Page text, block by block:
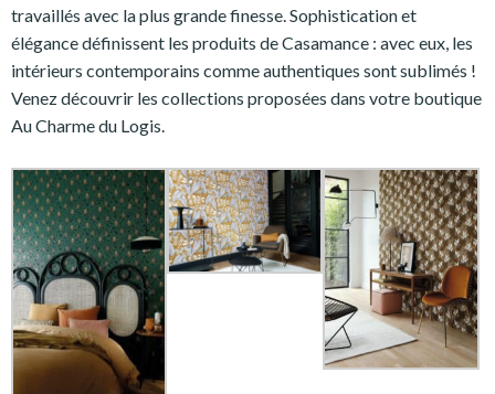
travaillés avec la plus grande finesse. Sophistication et
élégance définissent les produits de Casamance : avec eux, les
intérieurs contemporains comme authentiques sont sublimés !
Venez découvrir les collections proposées dans votre boutique
Au Charme du Logis.